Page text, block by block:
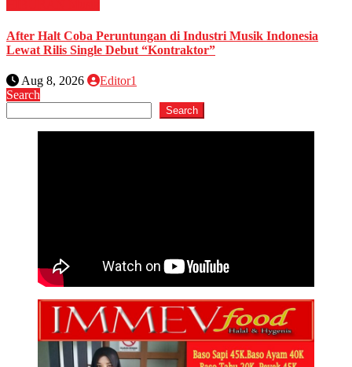
After Halt Coba Peruntungan di Industri Musik Indonesia
Lewat Rilis Single Debut “Kontraktor”
Aug 8, 2026
Editor1
Search
Search